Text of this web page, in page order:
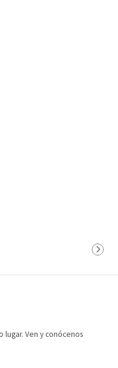
lugar. Ven y conócenos